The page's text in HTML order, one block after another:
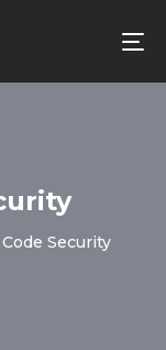
Security